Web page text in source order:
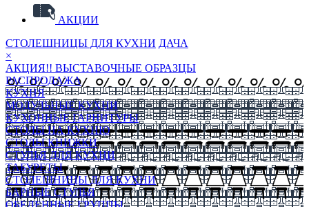
АКЦИИ
СТОЛЕШНИЦЫ ДЛЯ КУХНИ ДАЧА
×
АКЦИЯ!! ВЫСТАВОЧНЫЕ ОБРАЗЦЫ
РАСПРОДАЖА
КУХНЯ
МОДУЛЬНЫЕ КУХНИ
КУХОННЫЕ ГАРНИТУРЫ
СТОЛЫ НА КУХНЮ
СТОЛЫ КНИЖКИ
СТУЛЬЯ ДЛЯ КУХНИ
ТАБУРЕТЫ
СТОЛЕШНИЦЫ ДЛЯ КУХНИ
БАРНЫЕ СТУЛЬЯ